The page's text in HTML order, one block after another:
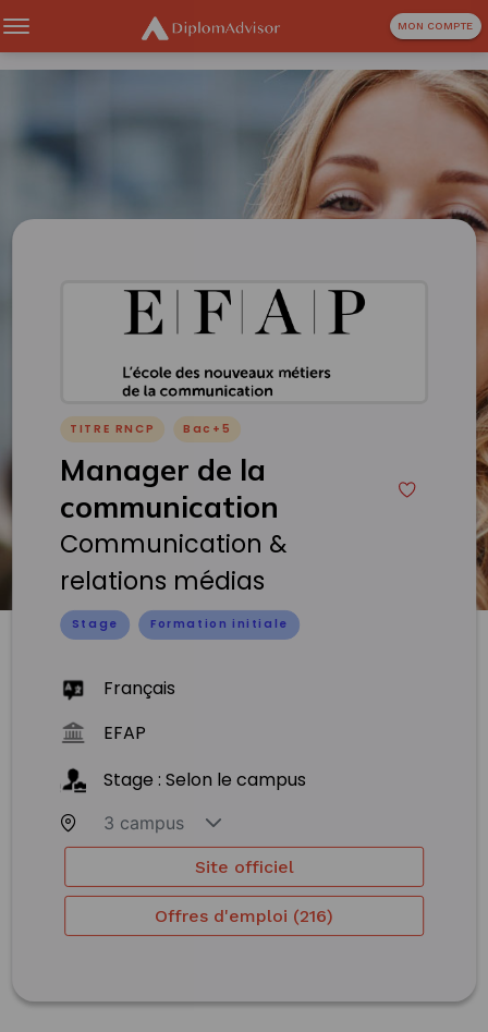
MON COMPTE
TITRE RNCP Bac+5
Manager de la
communication
Communication &
relations médias
Stage Formation initiale
Français
EFAP
Stage : Selon le campus
3 campus
Site officiel
Offres d'emploi (216)